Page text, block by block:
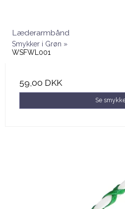
Læderarmbånd
Smykker i Grøn »
WSFWL001
59,00 DKK
Se